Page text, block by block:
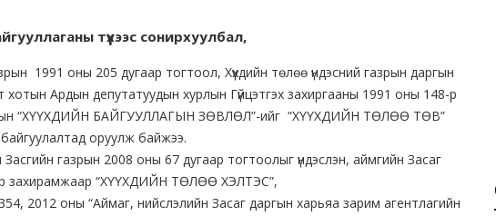
түүхээс сонирхуулбал,
1991 оны 205 дугаар тогтоол, Хүүхдийн төлөө үндэсний газрын даргын
хотын Ардын депутатуудын хурлын Гүйцэтгэх захиргааны 1991 оны 148-р
“ХҮҮХДИЙН БАЙГУУЛЛАГЫН ЗӨВЛӨЛ”-ийг “ХҮҮХДИЙН ТӨЛӨӨ ТӨВ”
оруулж байжээ.
газрын 2008 оны 67 дугаар тогтоолыг үндэслэн, аймгийн Засаг
захирамжаар “ХҮҮХДИЙН ТӨЛӨӨ ХЭЛТЭС”,
2012 оны “Аймаг, нийслэлийн Засаг даргын харьяа зарим агентлагийн